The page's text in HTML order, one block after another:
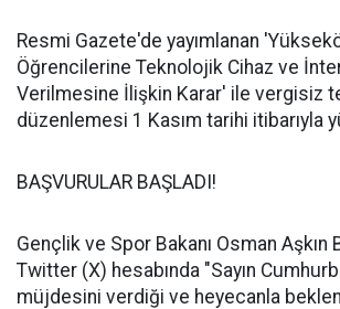
Resmi Gazete'de yayımlanan
Öğrencilerine Teknolojik Cihaz ve
Verilmesine İlişkin Karar' ile vergisiz
düzenlemesi 1 Kasım tarihi itibarıyla
BAŞVURULAR BAŞLADI!
Gençlik ve Spor Bakanı Osman Aşkın
Twitter (X) hesabında "Sayın
müjdesini verdiği ve heyecanla